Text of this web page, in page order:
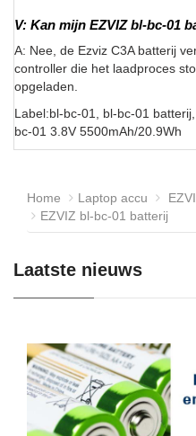
V: Kan mijn EZVIZ bl-bc-01
A: Nee, de Ezviz C3A batterij
controller die het laadproces
opgeladen.
Label:bl-bc-01, bl-bc-01
bc-01 3.8V 5500mAh/20.9Wh
Home Laptop accu
EZVIZ bl-bc-01 batterij
Laatste nieuws